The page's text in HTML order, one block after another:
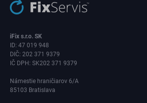
iFix s.r.o. SK
ID: 47 019 948
DIČ: 202 371 9379
IČ DPH: SK202 371 9379
Námestie hraničiarov 6/A
85103 Bratislava